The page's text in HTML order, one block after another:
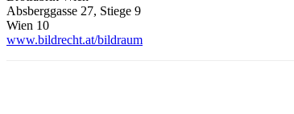
Absberggasse 27, Stiege 9
Wien 10
www.bildrecht.at/bildraum